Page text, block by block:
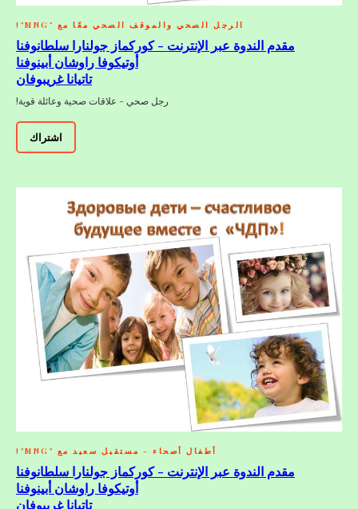
الرجل الصحي والموقف الصحي معًا مع "MNG"!
مقدم الندوة عبر الإنترنت - كوركماز جولنارا سلطانوفنا
أوتيكوفا راوشان أبينوفنا
تاتيانا غريبوفان
رجل صحي - علاقات صحية وعائلة قوية!
اشتراك
أطفال أصحاء - مستقبل سعيد مع "MNG"!
مقدم الندوة عبر الإنترنت - كوركماز جولنارا سلطانوفنا
أوتيكوفا راوشان أبينوفنا
تاتيانا غريبوفان